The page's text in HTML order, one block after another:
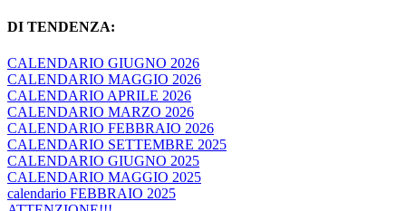
DI TENDENZA:
CALENDARIO GIUGNO 2026
CALENDARIO MAGGIO 2026
CALENDARIO APRILE 2026
CALENDARIO MARZO 2026
CALENDARIO FEBBRAIO 2026
CALENDARIO SETTEMBRE 2025
CALENDARIO GIUGNO 2025
CALENDARIO MAGGIO 2025
calendario FEBBRAIO 2025